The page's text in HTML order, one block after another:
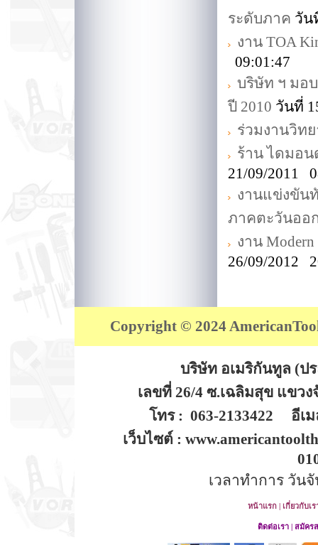
ระดับภาค วัน
งาน TOA
09:01:47
บริษัท ฯ มอ
ปี 2010 วันที่
ร่วมงานวิท
ร้าน ไดมอน
21/09/2011
งานแข่งขัน
ภาคตะวันออ
งาน
26/09/2012
Copyright © 2024
บริษัท อเมริกันทูล (ป
เลขที่ 26/4 ซ.เฉลิมสุข แขวง
โทร : 063-2133422 อีเม
เว็บไซต์ :
เวลาทำการ วัน
หน้าแรก | เกี่ยวกับเร
ติดต่อเรา | สมัคร